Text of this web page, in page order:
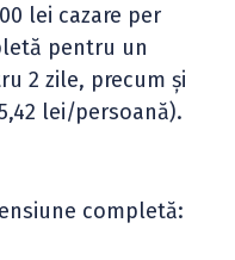
lei cazare per
pentru un
2 zile, precum și
lei/persoană).
completă: